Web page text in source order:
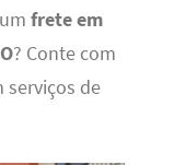
frete em
? Conte com
serviços de